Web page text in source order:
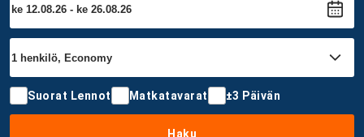
Suorat Lennot Matkatavarat ±3 Päivän
Haku